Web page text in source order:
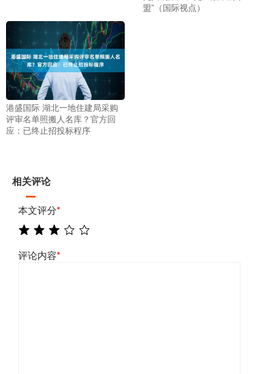
盟”（国际视点）
港盛国际 湖北一地住建局采购
评审名单照搬人名库？官方回
应：已终止招投标程序
相关评论
本文评分*
评论内容*